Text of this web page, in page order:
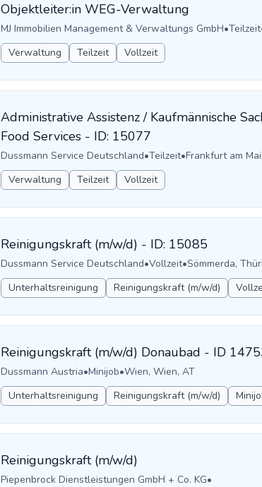
Objektleiter:in WEG-Verwaltung
MJ Immobilien Management & Verwaltungs GmbH•Teilzeit
Verwaltung
Teilzeit Vollzeit
Administrative Assistenz / Kaufmännische
Food Services - ID: 15077
Dussmann Service Deutschland•Teilzeit•Frankfurt am
Verwaltung
Teilzeit Vollzeit
Reinigungskraft (m/w/d) - ID: 15085
Dussmann Service Deutschland•Vollzeit•Sömmerda,
Unterhaltsreinigung
Reinigungskraft (m/w/d)
Reinigungskraft (m/w/d) Donaubad - ID
Dussmann Austria•Minijob•Wien, Wien, AT
Unterhaltsreinigung
Reinigungskraft (m/w/d)
Reinigungskraft (m/w/d)
Piepenbrock Dienstleistungen GmbH + Co. KG•